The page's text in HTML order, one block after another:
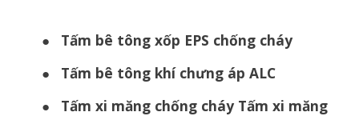
●
Tấm bê tông xốp EPS chống cháy
●
Tấm bê tông khí chưng áp ALC
●
Tấm xi măng chống cháy Tấm xi măng